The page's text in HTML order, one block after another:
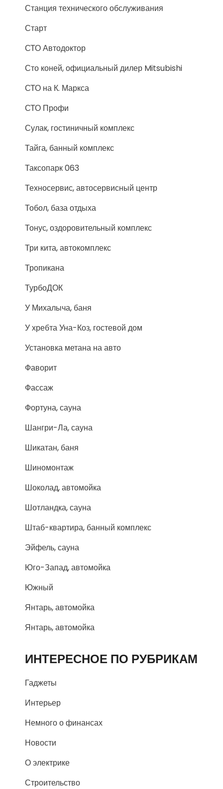
Станция технического обслуживания
Старт
СТО Автодоктор
Сто коней, официальный дилер Mitsubishi
СТО на К. Маркса
СТО Профи
Сулак, гостиничный комплекс
Тайга, банный комплекс
Таксопарк 063
Техносервис, автосервисный центр
Тобол, база отдыха
Тонус, оздоровительный комплекс
Три кита, автокомплекс
Тропикана
ТурбоДОК
У Михалыча, баня
У хребта Уна-Коз, гостевой дом
Установка метана на авто
Фаворит
Фассаж
Фортуна, сауна
Шангри-Ла, сауна
Шикатан, баня
Шиномонтаж
Шоколад, автомойка
Шотландка, сауна
Штаб-квартира, банный комплекс
Эйфель, сауна
Юго-Запад, автомойка
Южный
Янтарь, автомойка
Янтарь, автомойка
ИНТЕРЕСНОЕ ПО РУБРИКАМ
Гаджеты
Интерьер
Немного о финансах
Новости
О электрике
Строительство